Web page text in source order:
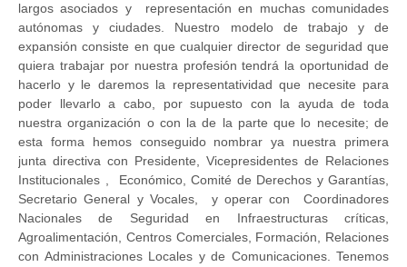
largos asociados y representación en muchas comunidades
autónomas y ciudades. Nuestro modelo de trabajo y de
expansión consiste en que cualquier director de seguridad que
quiera trabajar por nuestra profesión tendrá la oportunidad de
hacerlo y le daremos la representatividad que necesite para
poder llevarlo a cabo, por supuesto con la ayuda de toda
nuestra organización o con la de la parte que lo necesite; de
esta forma hemos conseguido nombrar ya nuestra primera
junta directiva con Presidente, Vicepresidentes de Relaciones
Institucionales , Económico, Comité de Derechos y Garantías,
Secretario General y Vocales, y operar con Coordinadores
Nacionales de Seguridad en Infraestructuras críticas,
Agroalimentación, Centros Comerciales, Formación, Relaciones
con Administraciones Locales y de Comunicaciones. Tenemos